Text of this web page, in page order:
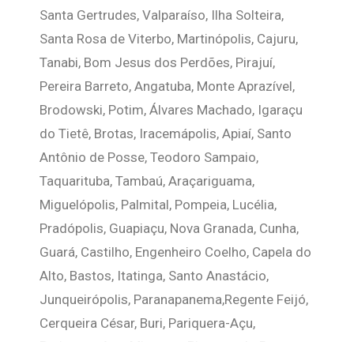
Santa Gertrudes, Valparaíso, Ilha Solteira,
Santa Rosa de Viterbo, Martinópolis, Cajuru,
Tanabi, Bom Jesus dos Perdões, Pirajuí,
Pereira Barreto, Angatuba, Monte Aprazível,
Brodowski, Potim, Álvares Machado, Igaraçu
do Tietê, Brotas, Iracemápolis, Apiaí, Santo
Antônio de Posse, Teodoro Sampaio,
Taquarituba, Tambaú, Araçariguama,
Miguelópolis, Palmital, Pompeia, Lucélia,
Pradópolis, Guapiaçu, Nova Granada, Cunha,
Guará, Castilho, Engenheiro Coelho, Capela do
Alto, Bastos, Itatinga, Santo Anastácio,
Junqueirópolis, Paranapanema,Regente Feijó,
Cerqueira César, Buri, Pariquera-Açu,